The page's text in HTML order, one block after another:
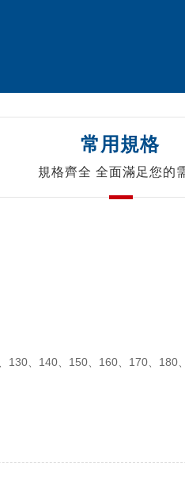
常用規格
規格齊全 全面滿足您的
130、140、150、160、170、180